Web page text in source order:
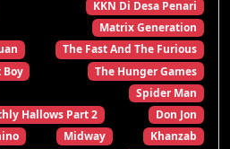
KKN Di Desa Penari
Matrix Generation
The Fast And The Furious
The Hunger Games
Spider Man
Hallows Part 2
Don Jon
Midway
Khanzab